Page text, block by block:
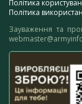
Політика
Політика
Зауваження та